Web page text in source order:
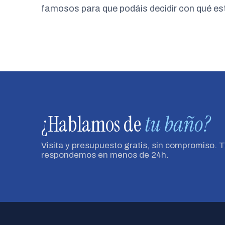
famosos para que podáis decidir con qué
¿Hablamos detu baño?
Visita y presupuesto gratis, sin compromiso.
respondemos en menos de 24h.